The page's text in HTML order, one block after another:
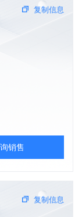
复制信息
销售
复制信息